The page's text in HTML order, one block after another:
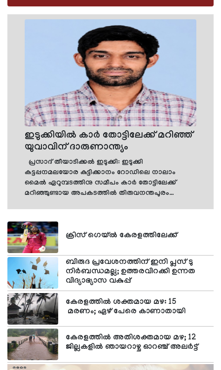
ഇടുക്കിയില്‍ കാര്‍ തോട്ടിലേക്ക് മറിഞ്ഞ്
യുവാവിന് ദാരുണാന്ത്യം
പ്രസാദ് തീയാടിക്കല്‍ ഇടുക്കി: ഇടുക്കി
കട്ടപ്പനമലയോര കുട്ടിക്കാനം റോഡിലെ നാലാം
മൈല്‍ ഏറുമ്പടത്തിനു സമീപം കാര്‍ തോട്ടിലേക്ക്
മറിഞ്ഞുണ്ടായ അപകടത്തില്‍ തിരുവനന്തപുരം
തിരുവനന്തപുരത്തുള്ള ബന്ധുവീട്ടിലേക്ക്
പോകുന്നതിനിടെ കാര്‍ നിയന്ത്രണം വിട്ട് തോട്ടിലേക്ക്
മറിയുകയായിരുന്നുവെന്നാണ് പ്രാഥമിക വിവരം.
അപകടത്തെ തുടര്‍ന്ന് ജെറിനെ ഉടന്‍
ആശുപത്രിയിലെത്തിച്ചെങ്കിലും ജീവന്‍
രക്ഷിക്കാനായില്ല. കാറിലുണ്ടായിരുന്ന മറ്റ് നാല്
പേര്‍ക്കും പരിക്കേറ്റു. ജെറിന്റെ ഭാര്യ ദിവ്യ (29),
ദിവ്യയുടെ സഹോദരി നവ്യ (26), നവ്യയുടെ ഭര്‍ത്താവ്
അജിന്‍ (36), ജെറിന്റെ മൂന്ന് വയസ്സുള്ള കുട്ടി
എന്നിവര്‍ക്ക് പരിക്കേറ്റതിനെ തുടര്‍ന്ന് കോട്ടയത്തെ
സ്വകാര്യ ആശുപത്രിയില്‍ ചികിത്സയിലാണ്. ജെറിന്റെ
ശവസംസ്‌കാരം പിന്നീട് നടക്കും.
ക്രിസ് ഗെയ്ല്‍ കേരളത്തിലേക്ക്
ബിരുദ പ്രവേശനത്തിന് ഇനി പ്ലസ് ടു
നിര്‍ബന്ധമല്ല; ഉത്തരവിറക്കി ഉന്നത
വിദ്യാഭ്യാസ വകുപ്പ്
കേരളത്തില്‍ ശക്തമായ മഴ: 15
മരണം; ഏഴ് പേരെ കാണാതായി
കേരളത്തില്‍ അതിശക്തമായ മഴ; 12
ജില്ലകളില്‍ ഞായറാഴ്ച ഓറഞ്ച് അലര്‍ട്ട്